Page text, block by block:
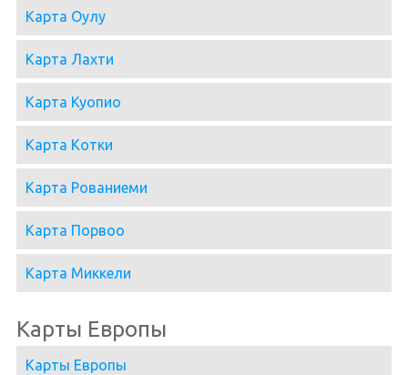
Карта Оулу
Карта Лахти
Карта Куопио
Карта Котки
Карта Рованиеми
Карта Порвоо
Карта Миккели
Карты Европы
Карты Европы